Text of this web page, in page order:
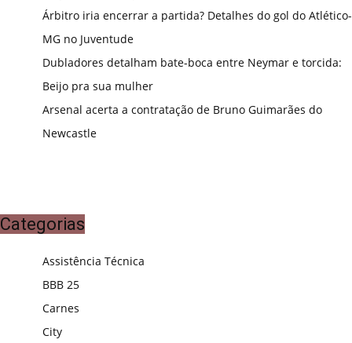
Árbitro iria encerrar a partida? Detalhes do gol do Atlético-
MG no Juventude
Dubladores detalham bate-boca entre Neymar e torcida:
Beijo pra sua mulher
Arsenal acerta a contratação de Bruno Guimarães do
Newcastle
Categorias
Assistência Técnica
BBB 25
Carnes
City